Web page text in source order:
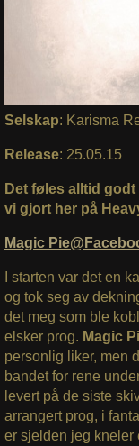
Selskap: Karisma
Release: 25.05.15
Det føles alltid
vi gjort her på
Magic
I starten var det en
og tok seg av
det meg som ble
elsker prog. Magic
personlig liker, men
bandet for rene
levert på de siste
arrangert prog, i
er sjelden jeg kneler